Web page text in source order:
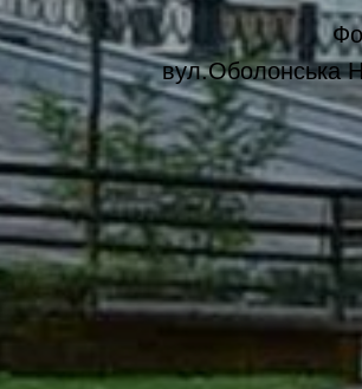
вул.Оболонська